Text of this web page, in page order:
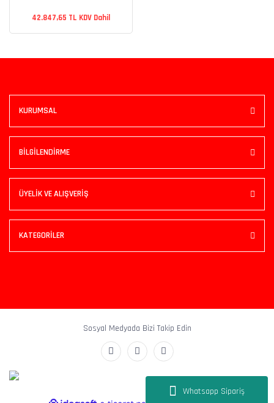
Whatsapp Sipariş
42.847,65 TL KDV Dahil
KURUMSAL
BİLGİLENDİRME
ÜYELİK VE ALIŞVERİŞ
KATEGORİLER
Sosyal Medyada Bizi Takip Edin